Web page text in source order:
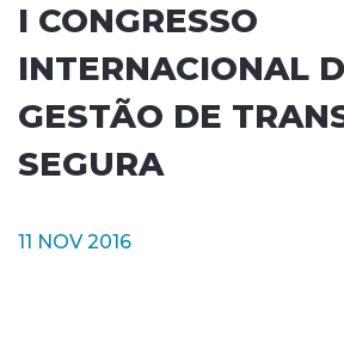
I CONGRESSO
INTERNACIONAL
GESTÃO DE
SEGURA
11 NOV 2016